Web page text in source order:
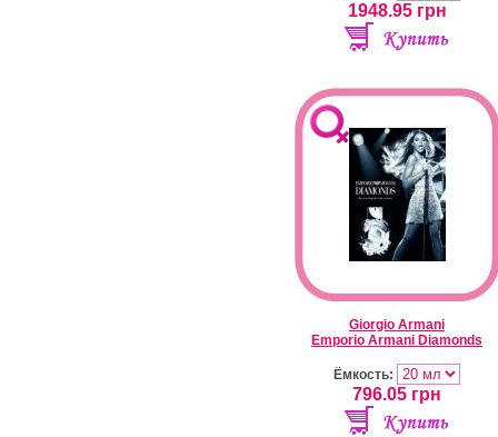
1948.95грн
Giorgio Armani
Emporio Armani Diamonds
Ёмкость:
796.05 грн